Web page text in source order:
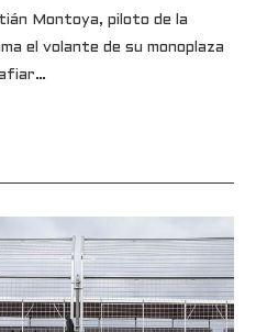
Montoya, piloto de la
el volante de su monoplaza